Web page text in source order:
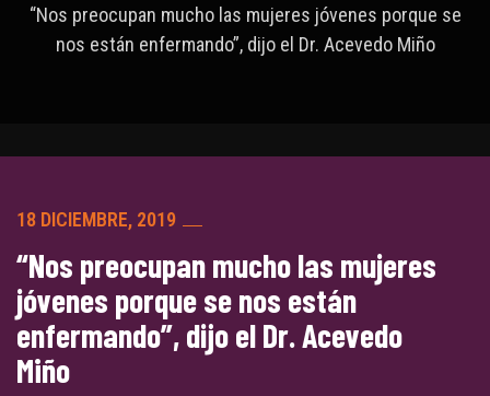
“Nos preocupan mucho las mujeres jóvenes porque se
nos están enfermando”, dijo el Dr. Acevedo Miño
18 DICIEMBRE, 2019
“Nos preocupan mucho las mujeres
jóvenes porque se nos están
enfermando”, dijo el Dr. Acevedo
Miño